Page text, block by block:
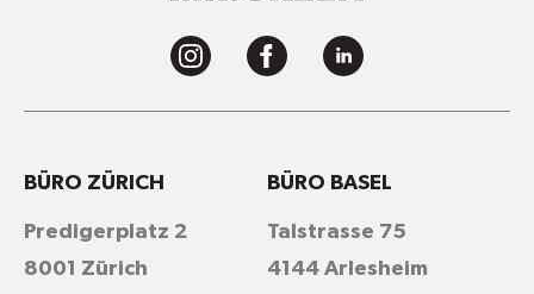
BÜRO ZÜRICH
Predigerplatz 2
8001 Zürich
BÜRO BASEL
Talstrasse 75
4144 Arlesheim